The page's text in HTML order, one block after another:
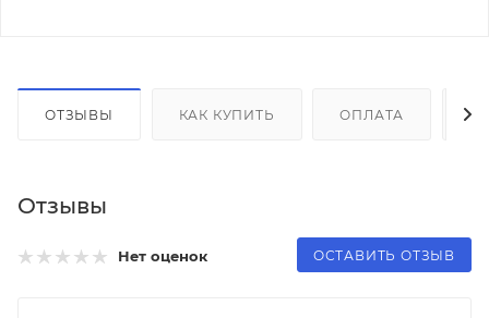
ОТЗЫВЫ КАК КУПИТЬ ОПЛАТА
Отзывы
Нет оценок ОСТАВИТЬ ОТЗЫВ